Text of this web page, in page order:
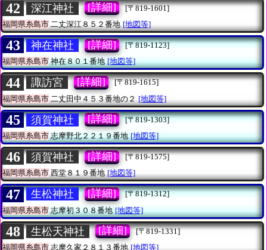
42 深江神社 [詳細]
[〒819-1601]
福岡県糸島市二丈深江８５２番地 [地図等]
43 神在神社 [詳細]
[〒819-1123]
福岡県糸島市神在８０１番地 [地図等]
44 諏訪宮 [詳細]
[〒819-1615]
福岡県糸島市 二丈田中４５３番地の２ [地図等]
45 須賀神社 [詳細]
[〒819-1303]
福岡県糸島市志摩野北２２１９番地 [地図等]
46 須賀神社 [詳細]
[〒819-1575]
福岡県糸島市西堂８１９番地 [地図等]
47 生松神社 [詳細]
[〒819-1312]
福岡県糸島市志摩初３０８番地 [地図等]
48 生松天神社 [詳細]
[〒819-1331]
福岡県糸島市志摩久家２８１３番地 [地図等]